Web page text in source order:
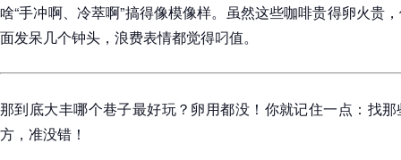
啥“手冲啊、冷萃啊”搞得像模像样。虽然这些咖啡贵得卵火贵
面发呆几个钟头，浪费表情都觉得叼值。
那到底大丰哪个巷子最好玩？卵用都没！你就记住一点：找
方，准没错！